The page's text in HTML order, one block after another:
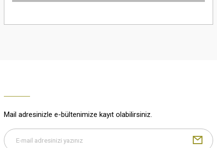
M... K... | 29/12/2025
Mail adresinizle e-bültenimize kayıt olabilirsiniz.